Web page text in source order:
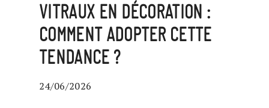
VITRAUX EN DÉCORATION :
COMMENT ADOPTER CETTE
TENDANCE ?
24/06/2026